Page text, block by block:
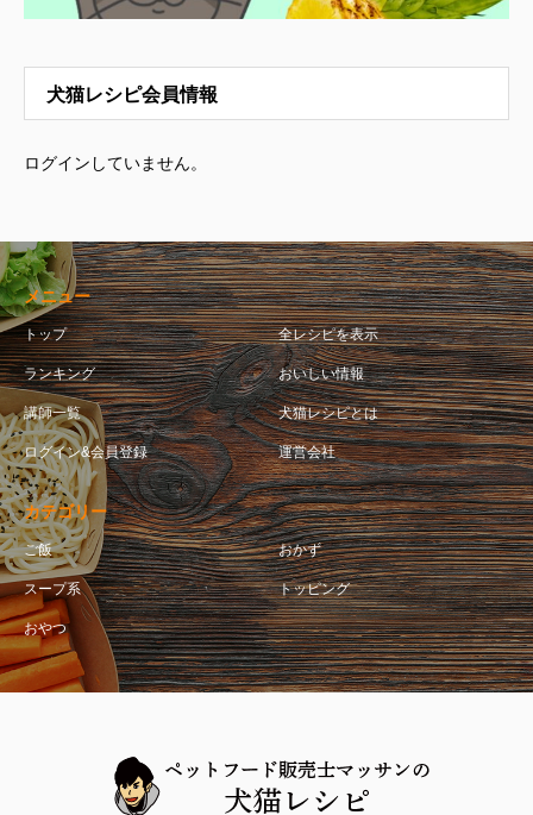
犬猫レシピ会員情報
ログインしていません。
メニュー
トップ 全レシピを表示
ランキング おいしい情報
講師一覧 犬猫レシピとは
ログイン&会員登録 運営会社
カテゴリー
ご飯 おかず
スープ系 トッピング
おやつ